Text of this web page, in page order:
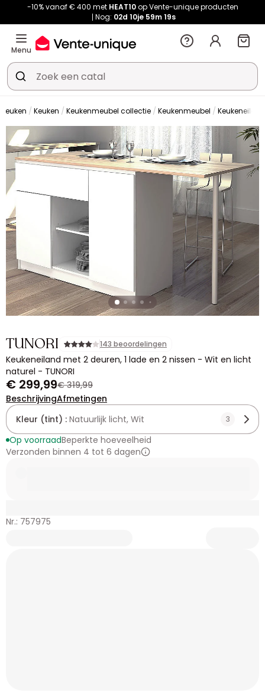
-10% vanaf € 400 met HEAT10op Vente-unique producten
Nog: 02d 10je 59m 18s
Menu
Keuken Keukenmeubel collectie Keukenmeubel
TUNORI 143 beoordelingen
Keukeneiland met 2 deuren, 1 lade en 2 nissen - Wit en licht
naturel - TUNORI
€ 299,99€ 319,99
BeschrijvingAfmetingen
Kleur (tint) : Natuurlijk licht, Wit 3
Op voorraadBeperkte hoeveelheid
Verzonden binnen 4 tot 6 dagen
Nr.: 757975